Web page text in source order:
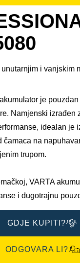
i vanjskim
je
Namjenski izrađen
idealan je
čamaca na
trupom.​
VARTA
i dugotrajnu
GDJE KUPITI?
ODGOVARA LI?